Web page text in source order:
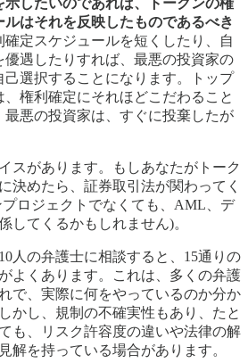
示したいのであれば、トークンの権
はそれを反映したものであるべき
確定スケジュールを短くしたり、自
優遇したりすれば、最悪の投資家の
己選択することになります。トップ
、権利確定にそれほどこだわること
最悪の投資家は、すぐに投棄したが
スがあります。もしあなたがトーク
決めたら、証券取引法が関わってく
ロジェクトでなくても、AML、デ
してくるかもしれません)。
人の弁護士に相談すると、15通りの
よくあります。これは、多くの弁護
で、実際に何をやっているのか分か
かし、規制の不確実性もあり、たと
も、リスク許容度の違いや法律の解
解を持っている場合があります。